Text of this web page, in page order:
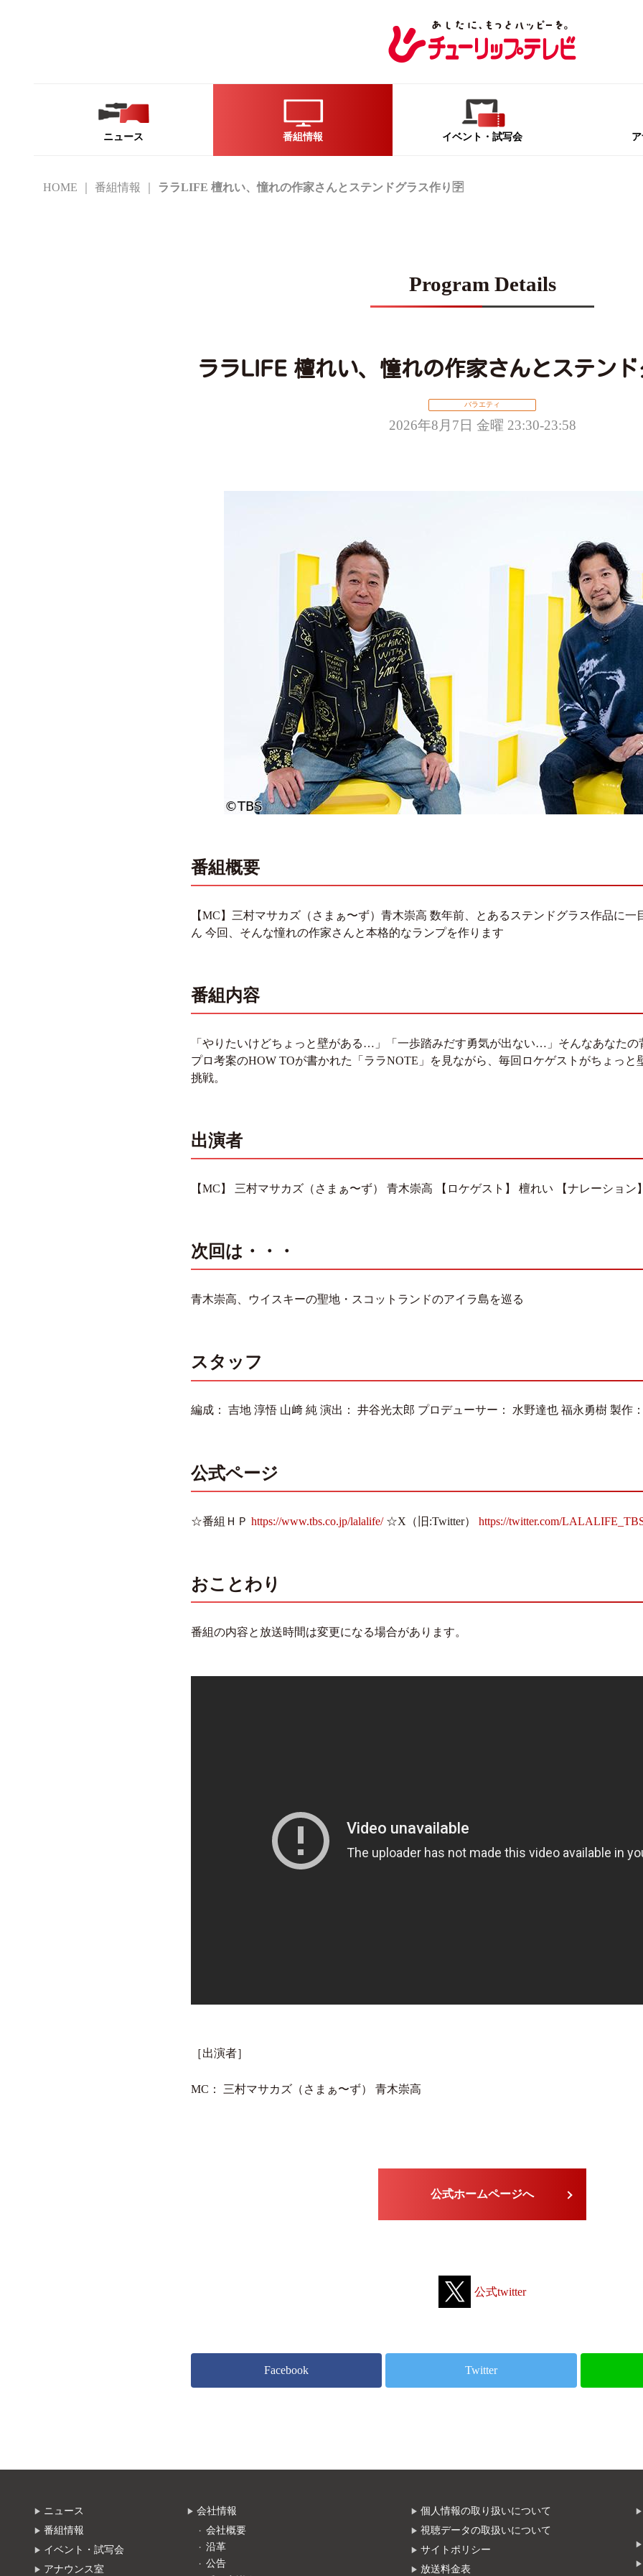
ニュース 番組情報 イベント ・試写会
HOME 番組情報 ララLIFE 檀れい、憧れの作家さんとステンドグラス作り🈑
Program Details
ララLIFE 檀れい、憧れの作家さんとステン
バラエティ
2026年8月7日 金曜 23:30-23:58
番組概要
【MC】三村マサカズ（さまぁ〜ず）青木崇高 数年前、とあるステンドグラス作品に一
ん 今回、そんな憧れの作家さんと本格的なランプを作ります
番組内容
「やりたいけどちょっと壁がある…」「一歩踏みだす勇気が出ない…」そんなあなたの
プロ考案のHOW TOが書かれた「ララNOTE」を見ながら、毎回ロケゲストがちょっと
挑戦。
出演者
【MC】 三村マサカズ（さまぁ〜ず） 青木崇高 【ロケゲスト】 檀れい 【ナレーション
次回は・・・
青木崇高、ウイスキーの聖地・スコットランドのアイラ島を巡る
スタッフ
編成： 吉地 淳悟 山﨑 純 演出： 井谷光太郎 プロデューサー： 水野達也 福永勇樹 製作
公式ページ
☆番組ＨＰ https://www.tbs.co.jp/lalalife/☆X（旧:Twitter） https://twitter.com/
おことわり
番組の内容と放送時間は変更になる場合があります。
［出演者］
MC： 三村マサカズ（さまぁ〜ず） 青木崇高
公式ホームページへ
公式twitter
Facebook Twitter
ニュース
番組情報
イベント・試写会
アナウンス室
会社情報
会社概要
沿革
公告
個人情報の取り扱いについて
視聴データの取扱いについて
サイトポリシー
放送料金表